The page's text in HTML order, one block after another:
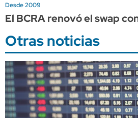
Desde 2009
El BCRA renovó el swap
Otras noticias